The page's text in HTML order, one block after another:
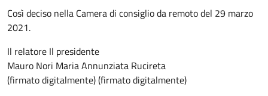
Così deciso nella Camera di consiglio da remoto del 29 marzo
2021.
Il relatore Il presidente
Mauro Nori Maria Annunziata Rucireta
(firmato digitalmente) (firmato digitalmente)